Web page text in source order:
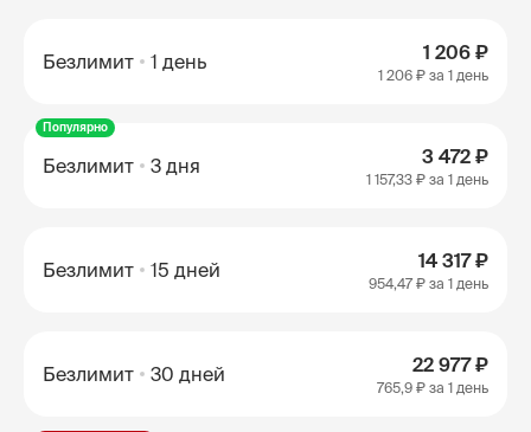
Безлимит 1 день 1 206 ₽
1 206 ₽ за 1 день
Популярно
Безлимит 3 дня 3 472 ₽
1 157,33 ₽ за 1 день
Безлимит 15 дней 14 317 ₽
954,47 ₽ за 1 день
Безлимит 30 дней 22 977 ₽
765,9 ₽ за 1 день